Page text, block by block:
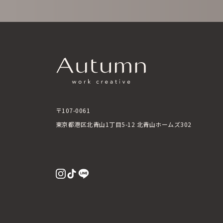
〒107-0061
東京都港区北青山1丁目5-12 北青山ホームズ302